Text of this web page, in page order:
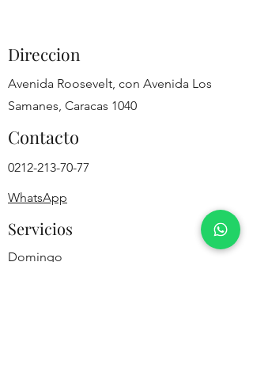
Direccion
Avenida Roosevelt, con Avenida Los
Samanes, Caracas 1040
Contacto
0212-213-70-77
WhatsApp
Servicios
Domingo